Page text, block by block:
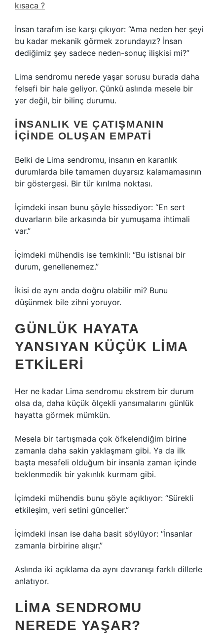
kısaca ?
İnsan tarafım ise karşı çıkıyor: “Ama neden her şeyi
bu kadar mekanik görmek zorundayız? İnsan
dediğimiz şey sadece neden-sonuç ilişkisi mi?”
Lima sendromu nerede yaşar sorusu burada daha
felsefi bir hale geliyor. Çünkü aslında mesele bir
yer değil, bir bilinç durumu.
İNSANLIK VE ÇATIŞMANIN
İÇINDE OLUŞAN EMPATI
Belki de Lima sendromu, insanın en karanlık
durumlarda bile tamamen duyarsız kalamamasının
bir göstergesi. Bir tür kırılma noktası.
İçimdeki insan bunu şöyle hissediyor: “En sert
duvarların bile arkasında bir yumuşama ihtimali
var.”
İçimdeki mühendis ise temkinli: “Bu istisnai bir
durum, genellenemez.”
İkisi de aynı anda doğru olabilir mi? Bunu
düşünmek bile zihni yoruyor.
GÜNLÜK HAYATA
YANSIYAN KÜÇÜK LIMA
ETKILERI
Her ne kadar Lima sendromu ekstrem bir durum
olsa da, daha küçük ölçekli yansımalarını günlük
hayatta görmek mümkün.
Mesela bir tartışmada çok öfkelendiğim birine
zamanla daha sakin yaklaşmam gibi. Ya da ilk
başta mesafeli olduğum bir insanla zaman içinde
beklenmedik bir yakınlık kurmam gibi.
İçimdeki mühendis bunu şöyle açıklıyor: “Sürekli
etkileşim, veri setini günceller.”
İçimdeki insan ise daha basit söylüyor: “İnsanlar
zamanla birbirine alışır.”
Aslında iki açıklama da aynı davranışı farklı dillerle
anlatıyor.
LIMA SENDROMU
NEREDE YAŞAR?